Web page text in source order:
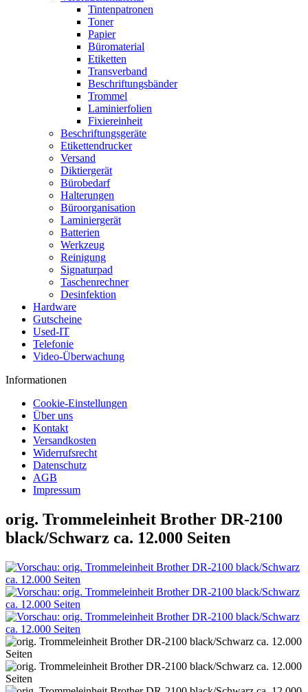
Tintenpatronen
Toner
Papier
Büromaterial
Etiketten
Transverband
Beschriftungsbänder
Trommel
Laminierfolien
Fixiereinheit
Beschriftungsgeräte
Etikettendrucker
Versand
Diktiergerät
Bürobedarf
Halterungen
Büroorganisation
Laminiergerät
Batterien
Werkzeug
Reinigung
Signaturpad
Taschenrechner
Desinfektion
Hardware
Gutscheine
Used-IT
Telefonie
Video-Überwachung
Informationen
Cookie-Einstellungen
Über uns
Kontakt
Versandkosten
Widerrufsrecht
Datenschutz
AGB
Impressum
orig. Trommeleinheit Brother DR-2100
black/Schwarz ca. 12.000 Seiten